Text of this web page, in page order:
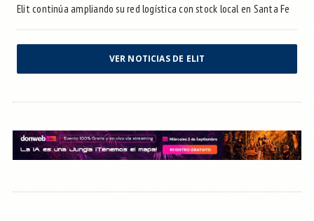
Elit continúa ampliando su red logística con stock local en Santa Fe
VER NOTICIAS DE ELIT